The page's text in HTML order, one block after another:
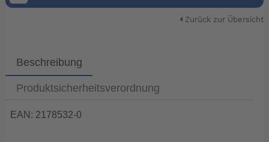
Zurück zur Übersicht
Beschreibung
Produktsicherheitsverordnung
EAN: 2178532-0